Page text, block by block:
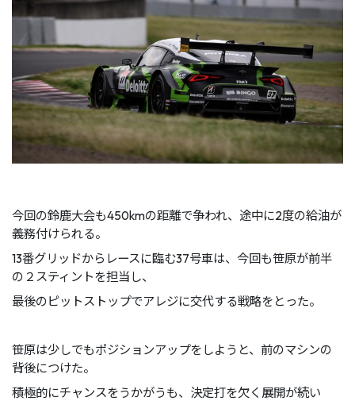
今回の鈴鹿大会も450kmの距離で争われ、途中に2度の給油が
義務付けられる。
13番グリッドからレースに臨む37号車は、今回も笹原が前半
の２スティントを担当し、
最後のピットストップでアレジに交代する戦略をとった。
笹原は少しでもポジションアップをしようと、前のマシンの
背後につけた。
積極的にチャンスをうかがうも、決定打を欠く展開が続い